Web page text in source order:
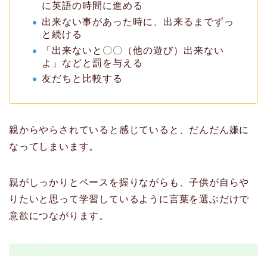
に英語の時間に進める
出来ない事があった時に、出来るまでずっ
と続ける
「出来ないと〇〇（他の遊び）出来ない
よ」などと罰を与える
友だちと比較する
親からやらされていると感じていると、だんだん嫌に
なってしまいます。
親がしっかりとペースを握りながらも、子供が自らや
りたいと思って学習しているように言葉を選ぶだけで
意欲につながります。